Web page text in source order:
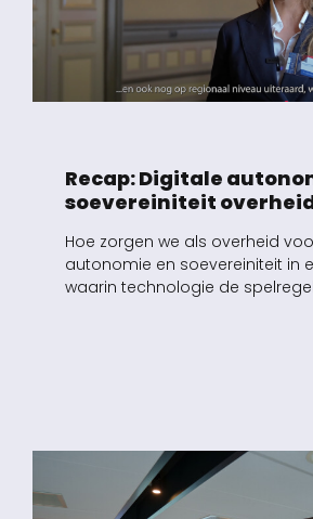
Recap: Digitale
soevereiniteit
Hoe zorgen we als overheid
autonomie en soevereiniteit in
waarin technologie de